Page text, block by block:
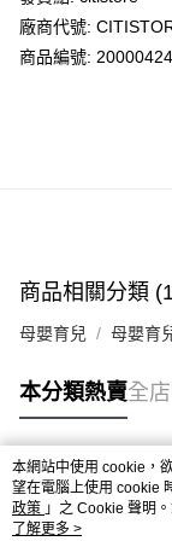
送貨方式
每筆HK$50.00，滿
UNY 門市自取
廠商代號:
商品編號:
商品相關分類
母嬰育兒 母嬰育
本分類熱賣全
熱門標籤
熱銷排行
本網站中使用 cookie，
望在電腦上使用 cookie
政策 」之 Cookie 聲明
條款之 Cookie 聲明使用
了解更多 >